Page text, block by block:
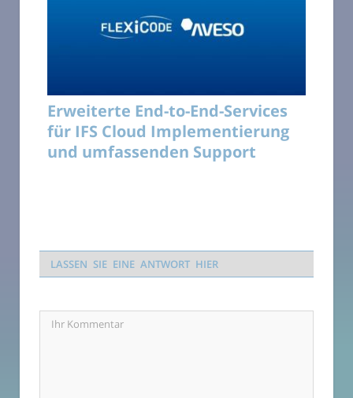
Erweiterte End-to-End-Services
für IFS Cloud Implementierung
und umfassenden Support
LASSEN SIE EINE ANTWORT HIER